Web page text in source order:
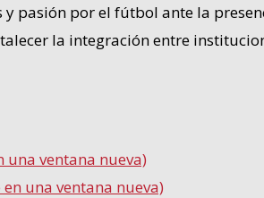
por el fútbol ante la
la integración entre
una ventana nueva)
una ventana nueva)